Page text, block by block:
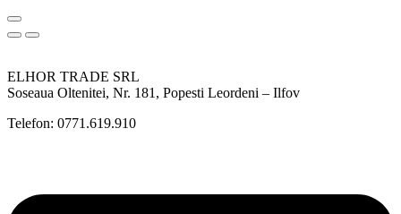
ELHOR TRADE SRL
Soseaua Oltenitei, Nr. 181, Popesti Leordeni – Ilfov
Telefon: 0771.619.910